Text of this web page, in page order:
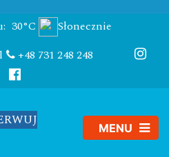
30°C
Słonecznie
+48 731 248 248